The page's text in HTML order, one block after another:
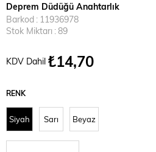
Deprem Düdüğü Anahtarlık
Barkod : 11936978
Stok Miktarı :89
KDV Dahil ₺14,70
RENK
Siyah Sarı Beyaz